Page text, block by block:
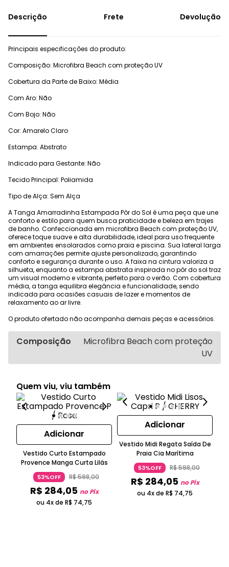
Frete Devolução
Principais especificações do produto:
Composição: Microfibra Beach com proteção UV
Cobertura da Parte de Baixo: Média
Com Aro: Não
Com Bojo: Não
Cor: Amarelo Claro
Estampa: Abstrato
Indicado para Gestante: Não
Tecido Principal: Poliamida
Tipo de Alça: Sem Alça
A Tanga Amarradinha Estampada Pôr do Sol é uma peça que une
conforto e estilo para quem busca praticidade e beleza em trajes
de banho. Confeccionada em microfibra Beach com proteção UV,
oferece toque suave e alta durabilidade, ideal para uso frequente
em ambientes ensolarados como praia e piscina. Sua lateral larga
com amarrações permite ajuste personalizado, garantindo
conforto e segurança durante o uso. A faixa na cintura valoriza a
silhueta, enquanto a estampa abstrata inspirada no pôr do sol traz
um visual moderno e vibrante, perfeito para o verão. Com cobertura
média, a tanga equilibra elegância e funcionalidade, sendo
indicada para ocasiões casuais de lazer e momentos de
relaxamento ao ar livre.
O produto ofertado não acompanha demais peças e acessórios.
Composição
Microfibra Beach com proteção
UV
Quem viu, viu também
Adicionar
Vestido Curto Estampado
Provence Manga Curta Lilás
53%OFF R$598,00
R$ 284,05 no Pix
ou 4x de R$ 74,75
Adicionar
Vestido Midi Regata Saída De
Praia Cia Marítima
53%OFF R$598,00
R$ 284,05 no Pix
ou 4x de R$ 74,75